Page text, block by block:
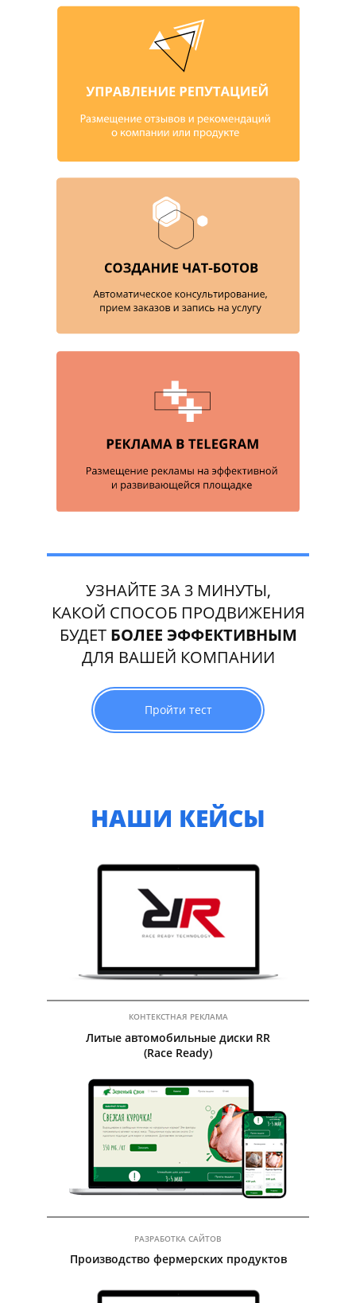
УЗНАЙТЕ ЗА 3 МИНУТЫ,
КАКОЙ СПОСОБ ПРОДВИЖЕНИЯ
БУДЕТ БОЛЕЕ ЭФФЕКТИВНЫМ
ДЛЯ ВАШЕЙ КОМПАНИИ
Пройти тест
НАШИ КЕЙСЫ
Посмотреть сайт
Посмотреть кейс
КОНТЕКСТНАЯ РЕКЛАМА
Литые автомобильные диски RR
(Race Ready)
РАЗРАБОТКА САЙТОВ
Производство фермерских продуктов
Посмотреть сайт